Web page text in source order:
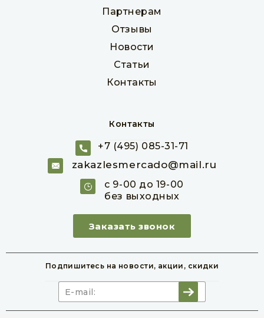
Фанера ФК 24 мм сорт 4/4 1525 х 1525 мм
Товар в наличии
Партнерам
Отзывы
Новости
Статьи
Контакты
Контакты
+7 (495) 085-31-71
zakazlesmercado@mail.ru
с 9-00 до 19-00
без выходных
Заказать звонок
Подпишитесь на новости, акции, скидки